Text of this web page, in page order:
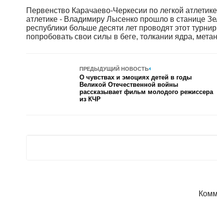
Первенство Карачаево-Черкесии по легкой
атлетике - Владимиру Лысенко прошло в станице
республики больше десяти лет проводят этот
попробовать свои силы в беге, толкании ядра,
ПРЕДЫДУЩИЙ НОВОСТЬ
О чувствах и эмоциях детей в годы
Великой Отечественной войны
рассказывает фильм молодого режиссера
из КЧР